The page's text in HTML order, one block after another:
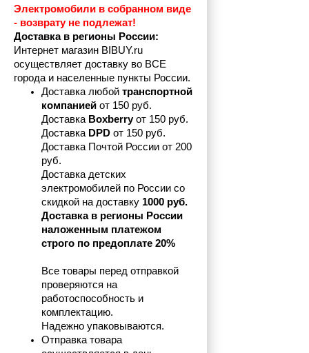
Электромобили в собранном виде
- возврату не подлежат!
Доставка в регионы России:
Интернет магазин BIBUY.ru
осуществляет доставку во ВСЕ
города и населенные пункты России.
Доставка любой транспортной
компанией от 150 руб.
Доставка Boxberry от 150 руб.
Доставка DPD от 150 руб.
Доставка Почтой России от 200
руб.
Доставка детских
электромобилей по России со
скидкой на доставку 1000 руб.
Доставка в регионы России
наложенным платежом
строго по предоплате 20%
Все товары перед отправкой
проверяются на
работоспособность и
комплектацию.
Надежно упаковываются.
Отправка товара